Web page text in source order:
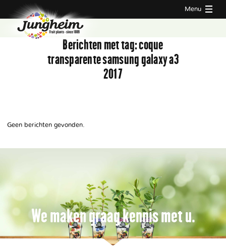
Menu
Berichten met tag:coque
transparente samsung galaxy a3
2017
Geen berichten gevonden.
We maken graag kennis met u.